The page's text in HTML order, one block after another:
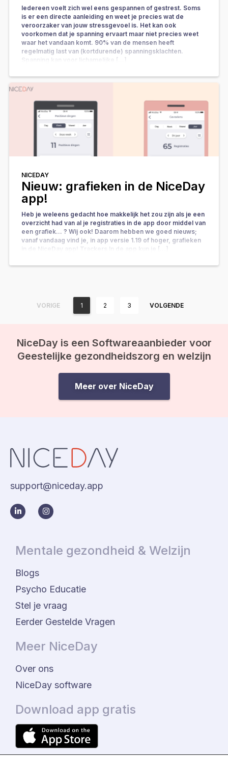
Iedereen voelt zich wel eens gespannen of gestrest. Soms
is er een directe aanleiding en weet je precies wat de
veroorzaker van jouw stressgevoel is. Het kan ook
voorkomen dat je spanning ervaart maar niet precies weet
waar het vandaan komt. 90% van de mensen heeft
regelmatig last van (kortdurende) spanningsklachten.
Spanning kan voor lichamelijke […]
NICEDAY
Nieuw: grafieken in de NiceDay
app!
Heb je weleens gedacht hoe makkelijk het zou zijn als je een
overzicht had van al je registraties in de app door middel van
een grafiek… ? Wij ook! Daarom hebben we goed nieuws;
vanaf vandaag vind je, in app versie 1.19 of hoger, grafieken
in de NiceDay app! Trackers In de app kun je […]
VORIGE 1 2 3 VOLGENDE
NiceDay is een Softwareaanbieder voor
Geestelijke gezondheidszorg en welzijn
Meer over NiceDay
support@niceday.app
Mentale gezondheid & Welzijn
Blogs
Psycho Educatie
Stel je vraag
Eerder Gestelde Vragen
Meer NiceDay
Over ons
NiceDay software
Download app gratis